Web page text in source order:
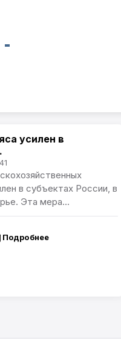
краяусилен в
в субъектах России, в
Эта мера...
Подробнее